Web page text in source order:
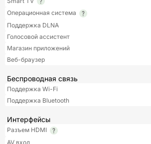
Операционная система
Поддержка DLNA
Голосовой ассистент
Магазин приложений
Веб-браузер
Беспроводная связь
Поддержка Wi-Fi
Поддержка Bluetooth
Интерфейсы
Разъем HDMI
AV вход